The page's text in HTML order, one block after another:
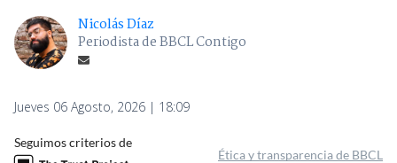
Nicolás Díaz
Periodista de BBCL Contigo
Jueves 06 Agosto, 2026 | 18:09
Seguimos criterios de
Ética y transparencia de BBCL